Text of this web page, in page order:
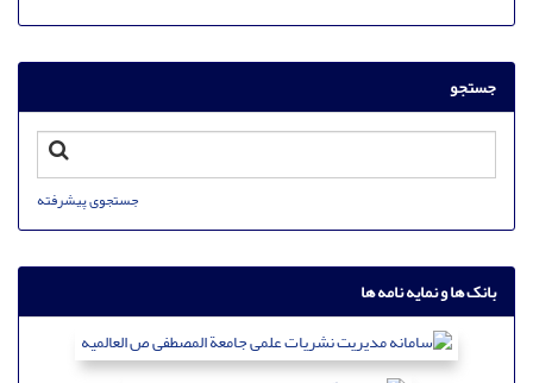
جستجو
جستجوی پیشرفته
بانک ها و نمایه نامه ها